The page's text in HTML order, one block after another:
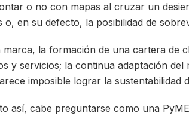
o no con mapas al cruzar un
o, en su defecto, la posibilidad de
marca, la formación de una cartera de
y servicios; la continua adaptación del
imposible lograr la sustentabilidad
así, cabe preguntarse como una